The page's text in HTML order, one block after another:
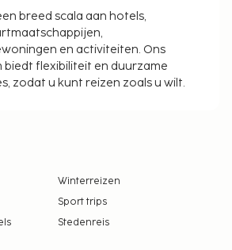
breed scala aan hotels,
en activiteiten. Ons
flexibiliteit en duurzame
zodat u kunt reizen zoals u wilt.
Winterreizen
Sport trips
Stedenreis